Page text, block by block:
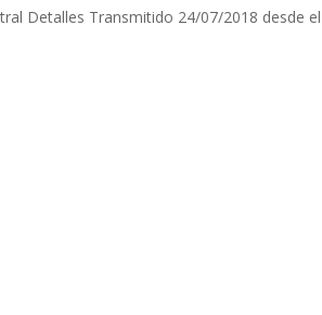
Detalles Transmitido 24/07/2018 desde